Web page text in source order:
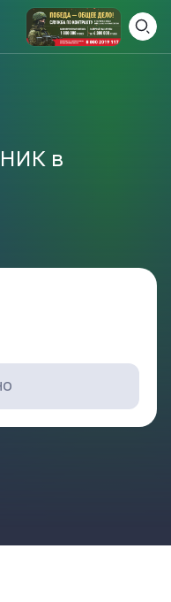
в
ДЕНЬ